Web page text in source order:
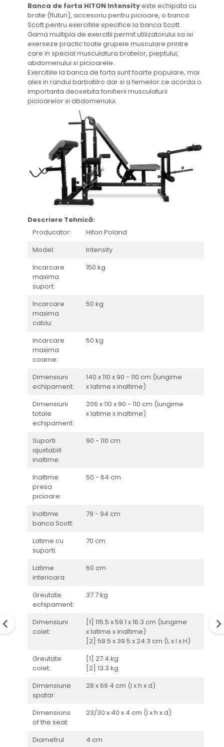
Banca de forta HITON Intensityeste echipata cu
brate (fluturi), accesoriu pentru picioare, o banca
Scott pentru exercitiile specifice la banca Scott.
Gama multipla de exercitii permit utilizatorului sa isi
exerseze practic toate grupele musculare printre
care in special musculatura bratelor, pieptului,
abdomenului si picioarele.
Exercitiile la banca de forta sunt foarte populare, mai
ales in randul barbatilro dar si a femeilor ce acorda o
importanta deosebita tonifierii musculaturii
picioarelor si abdomenului.
Descriere Tehnică:
Producator:
Hiton Poland
Model:
Intensity
Incarcare
maxima
suport:
150 kg
Incarcare
maxima
cablu:
50 kg
Incarcare
maxima
coarne:
50 kg
Dimensiuni
echipament:
140 x 110 x 90 - 110 cm (lungime
x latime x inaltime)
Dimensiuni
totale
echipament:
206 x 110 x 90 - 110 cm (lungime
x latime x inaltime)
Suporti
ajustabili
inaltime:
90 - 110 cm
Inaltime
presa
picioare:
50 - 64 cm
Inaltime
banca Scott:
79 - 94 cm
Latime cu
suporti:
70 cm
Latime
interioara:
60 cm
Greutate
echipament:
37.7 kg
Dimensiuni
colet:
[1] 115.5 x 59.1 x 16.3 cm (lungime
x latime x inaltime)
[2] 58.5 x 39.5 x 24.3 cm (L x l x H)
Greutate
colet:
[1] 27.4 kg
[2] 13.3 kg
Dimensiune
spatar:
28 x 69 4 cm (l x h x d)
Dimensions
of the seat:
23/30 x 40 x 4 cm (l x h x d)
Diametrul
4 cm